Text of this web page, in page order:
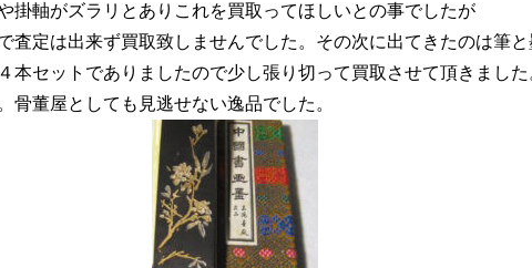
掛軸がズラリとありこれを買取ってほしいとの事でしたが
査定は出来ず買取致しませんでした。その次に出てきたのは筆
本セットでありましたので少し張り切って買取させて頂きまし
骨董屋としても見逃せない逸品でした。